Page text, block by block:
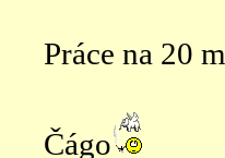
Práce na 20
Čágo